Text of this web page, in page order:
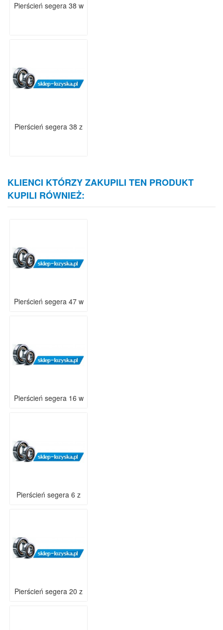
Pierścień segera 38 w
Pierścień segera 38 z
KLIENCI KTÓRZY ZAKUPILI TEN PRODUKT
KUPILI RÓWNIEŻ:
Pierścień segera 47 w
Pierścień segera 16 w
Pierścień segera 6 z
Pierścień segera 20 z